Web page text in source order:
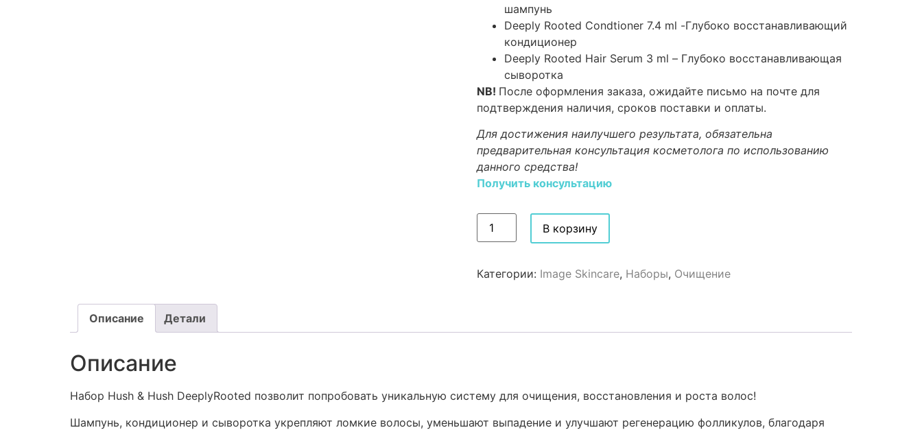
шампунь
Deeply Rooted Condtioner 7.4 ml -Глубоко восстанавливающий
кондиционер
Deeply Rooted Hair Serum 3 ml – Глубоко восстанавливающая
сыворотка
NB! После оформления заказа, ожидайте письмо на почте для
подтверждения наличия, сроков поставки и оплаты.
Для достижения наилучшего результата, обязательна
предварительная консультация косметолога по использованию
данного средства!
Получить консультацию
В корзину
Категории: Image Skincare, Наборы, Очищение
Описание Детали
Описание
Набор Hush & Hush DeeplyRooted позволит попробовать уникальную систему для очищения, восстановления и роста волос!
Шампунь, кондиционер и сыворотка укрепляют ломкие волосы, уменьшают выпадение и улучшают регенерацию фолликулов, благодаря